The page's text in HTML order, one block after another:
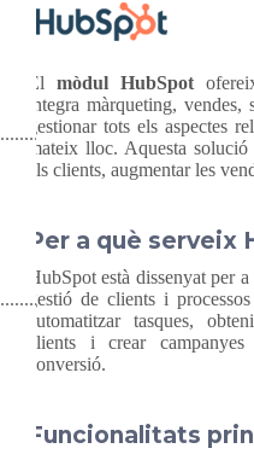
El mòdul HubSpot
integra màrqueting,
gestionar tots els aspectes
mateix lloc. Aquesta
els clients, augmentar les
Per a què serveix
HubSpot està dissenyat per
gestió de clients i
automatitzar tasques,
clients i crear
conversió.
Funcionalitats